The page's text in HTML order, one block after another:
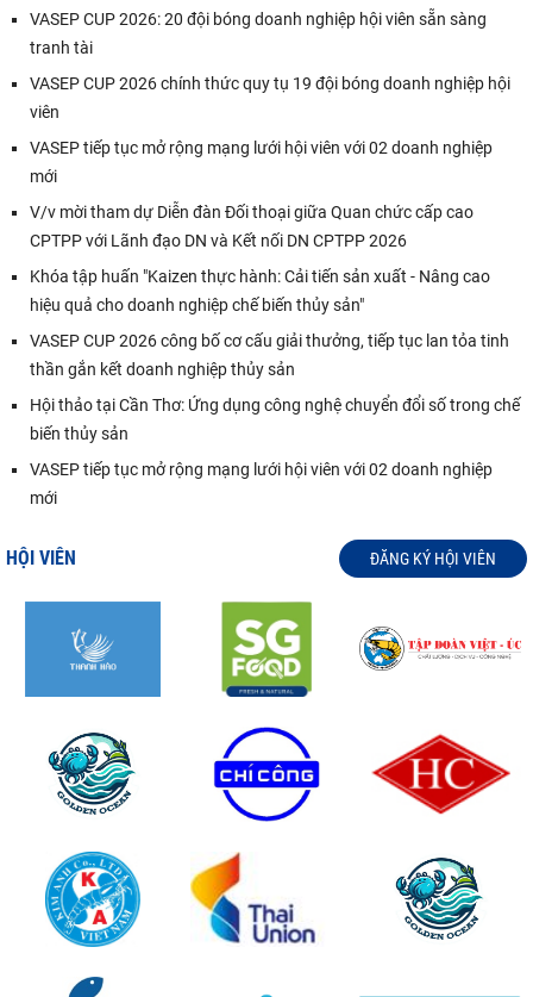
VASEP CUP 2026: 20 đội bóng doanh nghiệp hội viên sẵn sàng
tranh tài
VASEP CUP 2026 chính thức quy tụ 19 đội bóng doanh nghiệp hội
viên
VASEP tiếp tục mở rộng mạng lưới hội viên với 02 doanh nghiệp
mới
V/v mời tham dự Diễn đàn Đối thoại giữa Quan chức cấp cao
CPTPP với Lãnh đạo DN và Kết nối DN CPTPP 2026
Khóa tập huấn "Kaizen thực hành: Cải tiến sản xuất - Nâng cao
hiệu quả cho doanh nghiệp chế biến thủy sản"
VASEP CUP 2026 công bố cơ cấu giải thưởng, tiếp tục lan tỏa tinh
thần gắn kết doanh nghiệp thủy sản
Hội thảo tại Cần Thơ: Ứng dụng công nghệ chuyển đổi số trong chế
biến thủy sản
VASEP tiếp tục mở rộng mạng lưới hội viên với 02 doanh nghiệp
mới
HỘI VIÊN ĐĂNG KÝ HỘI VIÊN